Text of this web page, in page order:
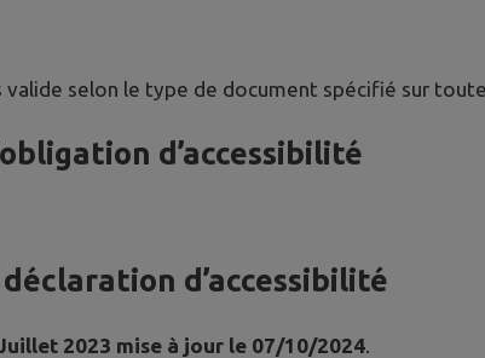
valide selon le type de document spécifié sur
d’accessibilité
d’accessibilité
2023 mise à jour le 07/10/2024